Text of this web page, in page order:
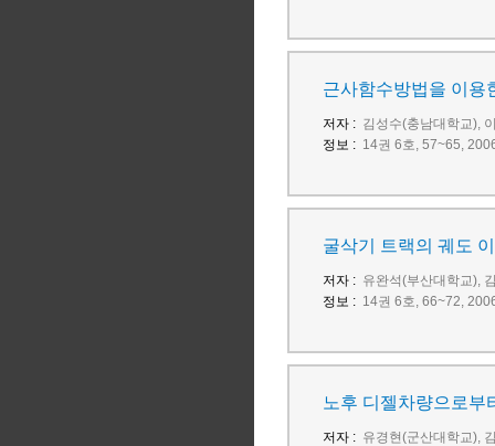
근사함수방법을 이용
저자 : 김성수(충남대학교),
정보 : 14권 6호, 57~65,
굴삭기 트랙의 궤도
저자 : 유완석(부산대학교),
정보 : 14권 6호, 66~72,
노후 디젤차량으로부
저자 : 유경현(군산대학교),